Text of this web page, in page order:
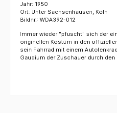
Jahr: 1950
Ort: Unter Sachsenhausen, Köln
Bildnr.: WDA392-012
Immer wieder "pfuscht" sich der
originellen Kostüm in den
sein Fahrrad mit einem
Gaudium der Zuschauer durch den